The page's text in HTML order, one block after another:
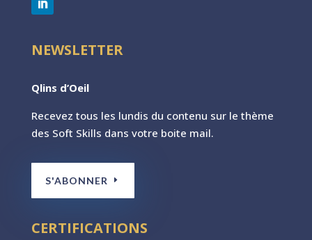
NEWSLETTER
Qlins d’Oeil
Recevez tous les lundis du contenu sur le thème
des Soft Skills dans votre boite mail.
S'ABONNER
CERTIFICATIONS